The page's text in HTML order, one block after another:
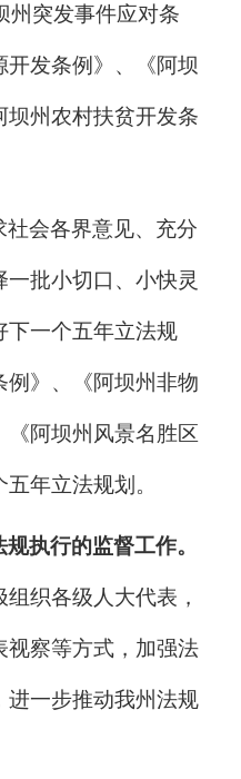
州突发事件应对条
发条例》、《阿坝
州农村扶贫开发条
社会各界意见、充分
批小切口、小快灵
下一个五年立法规
》、《阿坝州非物
阿坝州风景名胜区
年立法规划。
规执行的监督工作。
织各级人大代表，
视察等方式，加强法
进一步推动我州法规